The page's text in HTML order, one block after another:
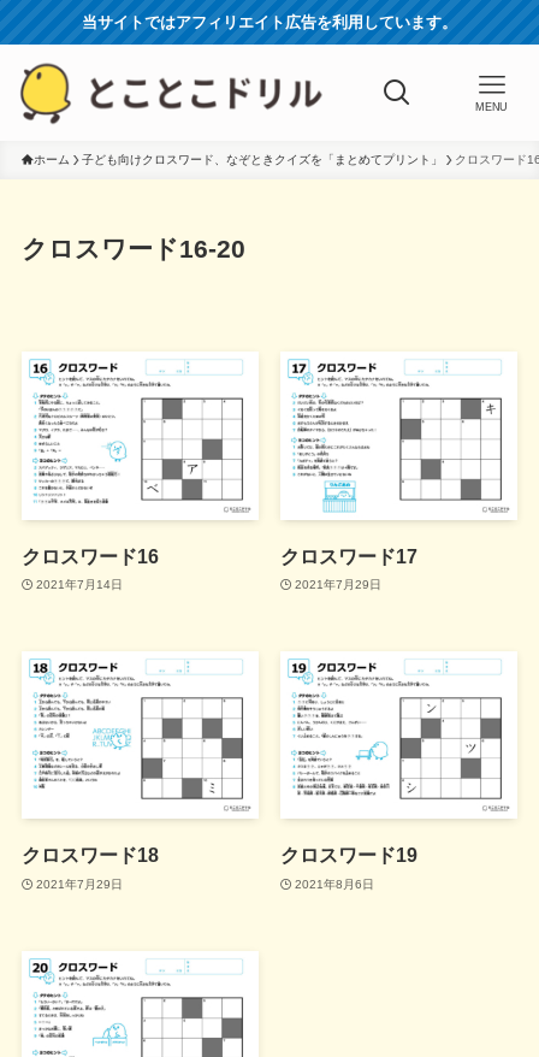
当サイトではアフィリエイト広告を利用しています。
MENU
ホーム 子ども向けクロスワード、なぞときクイズを「まとめてプリント」 クロスワード
クロスワード16-20
クロスワード16
2021年7月14日
クロスワード17
2021年7月29日
クロスワード18
2021年7月29日
クロスワード19
2021年8月6日